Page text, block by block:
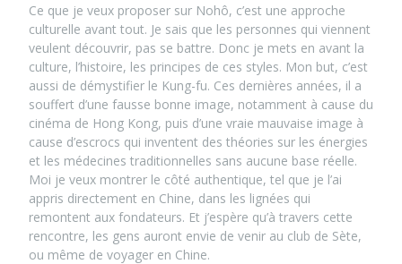
Ce que je veux proposer sur Nohô, c’est une approche
culturelle avant tout. Je sais que les personnes qui viennent
veulent découvrir, pas se battre. Donc je mets en avant la
culture, l’histoire, les principes de ces styles. Mon but, c’est
aussi de démystifier le Kung-fu. Ces dernières années, il a
souffert d’une fausse bonne image, notamment à cause du
cinéma de Hong Kong, puis d’une vraie mauvaise image à
cause d’escrocs qui inventent des théories sur les énergies
et les médecines traditionnelles sans aucune base réelle.
Moi je veux montrer le côté authentique, tel que je l’ai
appris directement en Chine, dans les lignées qui
remontent aux fondateurs. Et j’espère qu’à travers cette
rencontre, les gens auront envie de venir au club de Sète,
ou même de voyager en Chine.